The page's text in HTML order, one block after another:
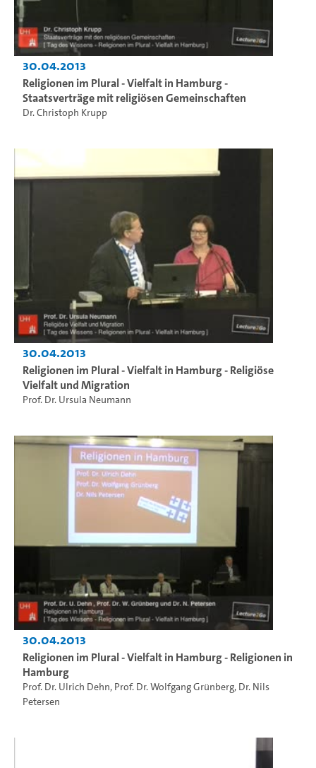
30.04.2013
Religionen im Plural - Vielfalt in Hamburg -
Staatsverträge mit religiösen Gemeinschaften
Dr. Christoph Krupp
30.04.2013
Religionen im Plural - Vielfalt in Hamburg - Religiöse
Vielfalt und Migration
Prof. Dr. Ursula Neumann
30.04.2013
Religionen im Plural - Vielfalt in Hamburg - Religionen in
Hamburg
Prof. Dr. Ulrich Dehn, Prof. Dr. Wolfgang Grünberg, Dr. Nils
Petersen